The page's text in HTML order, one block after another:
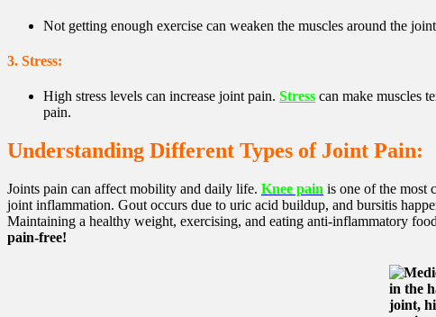
Not getting enough exercise can weaken the muscles around the
3. Stress:
High stress levels can increase joint pain. Stress can make muscles
pain.
Understanding Different Types of Joint Pain:
Joints pain can affect mobility and daily life. Knee pain is one of the most
joint inflammation. Gout occurs due to uric acid buildup, and bursitis
Maintaining a healthy weight, exercising, and eating anti-inflammatory
pain-free!